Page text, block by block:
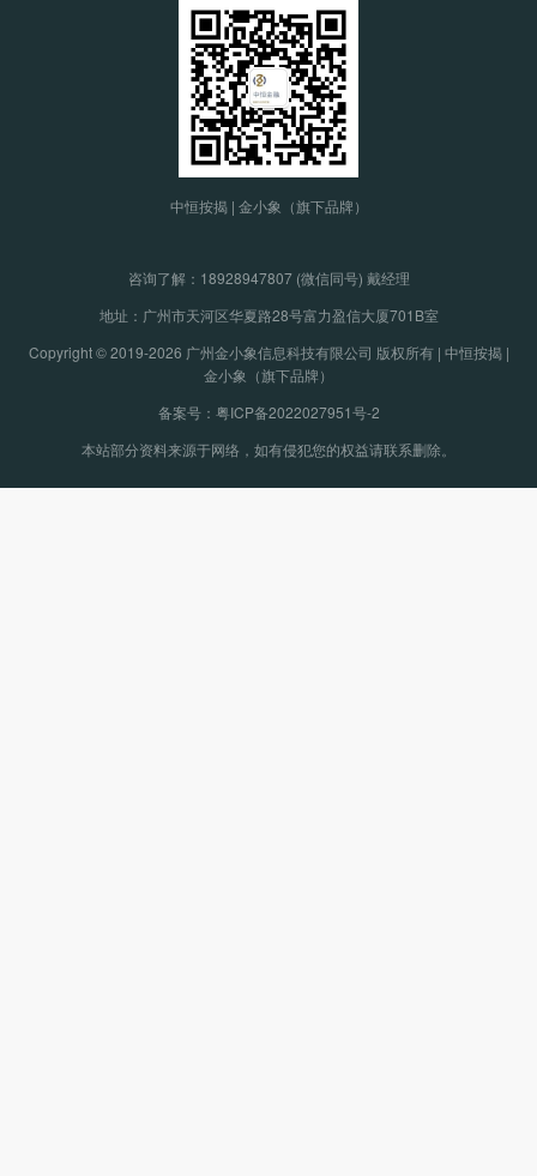
中恒按揭 | 金小象（旗下品牌）
咨询了解： 18928947807 (微信同号) 戴经理
地址：广州市天河区华夏路28号富力盈信大厦701B室
Copyright © 2019-2026 广州金小象信息科技有限公司 版权所有 | 中恒按揭 |
金小象（旗下品牌）
备案号：粤ICP备2022027951号-2
本站部分资料来源于网络，如有侵犯您的权益请联系删除。